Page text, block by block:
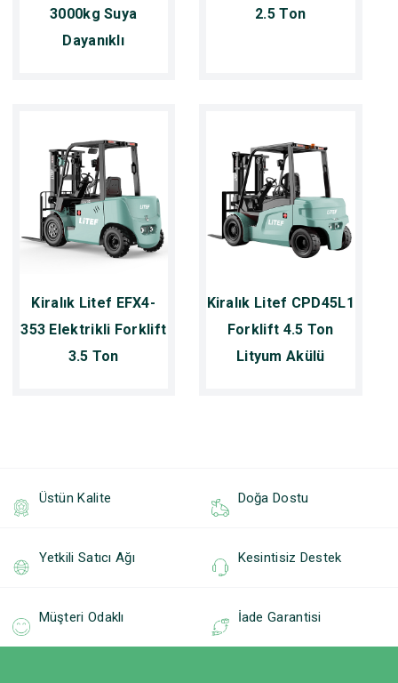
3000kg Suya
Dayanıklı
2.5 Ton
Kiralık Litef EFX4-
353 Elektrikli Forklift
3.5 Ton
Kiralık Litef CPD45L1
Forklift 4.5 Ton
Lityum Akülü
Üstün Kalite Doğa Dostu
Yetkili Satıcı Ağı Kesintisiz Destek
Müşteri Odaklı İade Garantisi